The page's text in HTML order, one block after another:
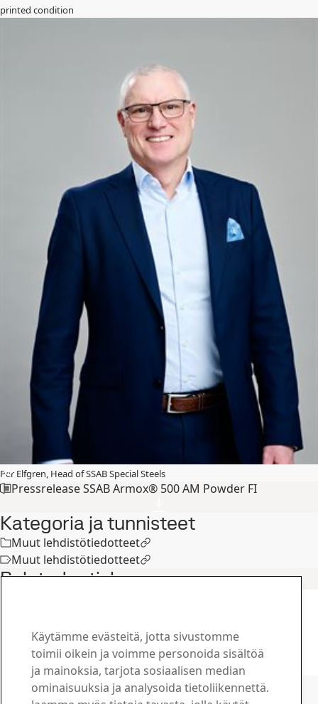
printed condition
Per Elfgren, Head of SSAB Special Steels
Pressrelease SSAB Armox® 500 AM Powder FI
Kategoria ja tunnisteet
Muut lehdistötiedotteet
Muut lehdistötiedotteet
Related articles
turvallisia ratkaisuja
huhtiArmox
Lue koko juttu
Ota yhteyttä SSAB:hen
Käytämme evästeitä, jotta sivustomme
toimii oikein ja voimme personoida sisältöä
ja mainoksia, tarjota sosiaalisen median
ominaisuuksia ja analysoida tietoliikennettä.